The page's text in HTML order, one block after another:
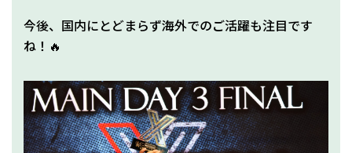
今後、国内にとどまらず海外でのご活躍も注目です
ね！🔥